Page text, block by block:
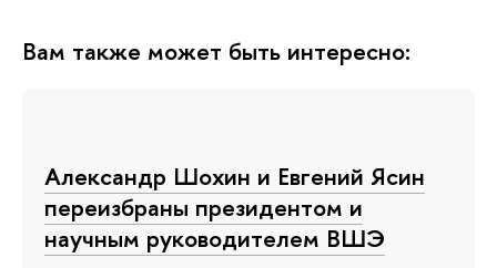
Вам также может быть интересно:
Александр Шохин и Евгений Ясин
переизбраны президентом и
научным руководителем ВШЭ